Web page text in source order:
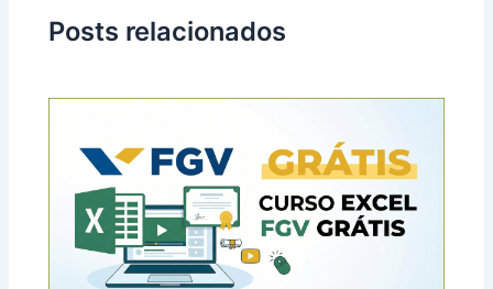
Posts relacionados